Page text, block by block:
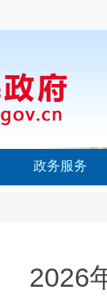
政务服务
2026